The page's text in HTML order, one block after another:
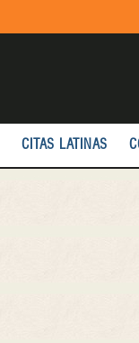
CITAS LATINAS